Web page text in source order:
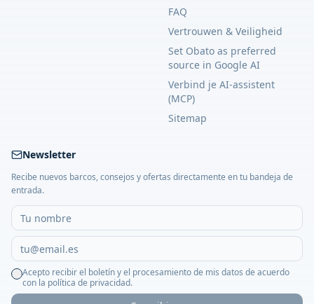
FAQ
Vertrouwen & Veiligheid
Set Obato as preferred
source in Google AI
Verbind je AI-assistent
(MCP)
Sitemap
Newsletter
Recibe nuevos barcos, consejos y ofertas directamente en tu bandeja de
entrada.
Acepto recibir el boletín y el procesamiento de mis datos de acuerdo
con la política de privacidad.